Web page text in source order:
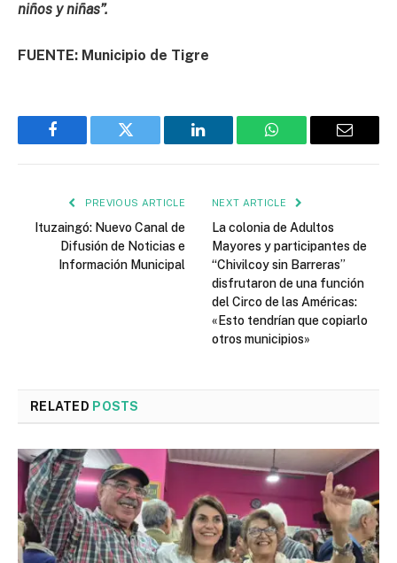
niños y niñas”.
FUENTE: Municipio de Tigre
Facebook Twitter LinkedIn WhatsApp Email
PREVIOUS ARTICLE
Ituzaingó: Nuevo Canal de
Difusión de Noticias e
Información Municipal
NEXT ARTICLE
La colonia de Adultos
Mayores y participantes de
“Chivilcoy sin Barreras”
disfrutaron de una función
del Circo de las Américas:
«Esto tendrían que copiarlo
otros municipios»
RELATED POSTS